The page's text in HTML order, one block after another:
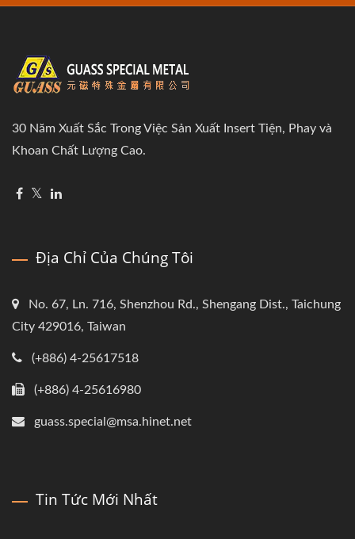
30 Năm Xuất Sắc Trong Việc Sản Xuất Insert Tiện, Phay và
Khoan Chất Lượng Cao.
Địa Chỉ Của Chúng Tôi
No. 67, Ln. 716, Shenzhou Rd., Shengang Dist., Taichung
City 429016, Taiwan
(+886) 4-25617518
(+886) 4-25616980
guass.special@msa.hinet.net
Tin Tức Mới Nhất